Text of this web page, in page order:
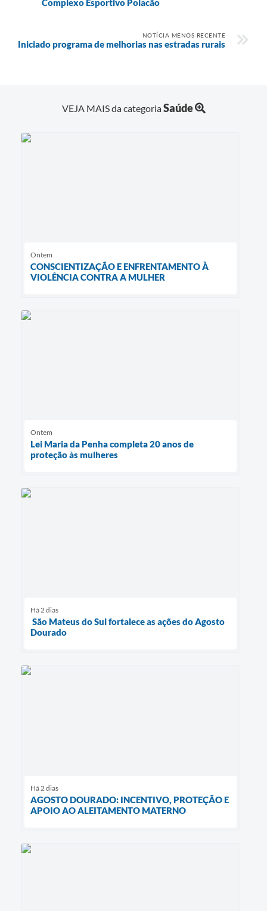
NOTÍCIA MENOS RECENTE
Iniciado programa de melhorias nas estradas rurais
VEJA MAIS da categoriaSaúde
Ontem
CONSCIENTIZAÇÃO E ENFRENTAMENTO À
VIOLÊNCIA CONTRA A MULHER
Ontem
Lei Maria da Penha completa 20 anos de
proteção às mulheres
Há 2 dias
São Mateus do Sul fortalece as ações do Agosto
Dourado
Há 2 dias
AGOSTO DOURADO: INCENTIVO, PROTEÇÃO E
APOIO AO ALEITAMENTO MATERNO